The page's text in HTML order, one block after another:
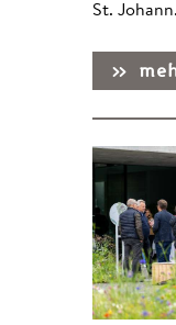
St. Johann.